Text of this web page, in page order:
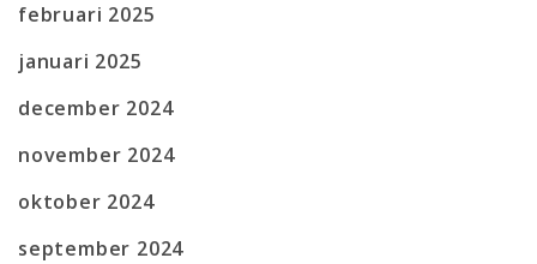
februari 2025
januari 2025
december 2024
november 2024
oktober 2024
september 2024